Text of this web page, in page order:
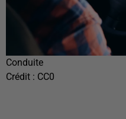
Conduite
Crédit : CC0